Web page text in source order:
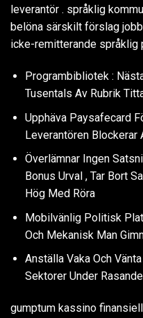
leverantör . språklig
belöna särskilt förslag
icke-remitterande språklig
Programbibliotek :
Tusentals Av Rubrik
Upphäva Paysafecard
Leverantören Blockerar
Överlämnar Ingen
Bonus Urval , Tar Bort
Hög Med Röra
Mobilvänlig Politisk
Och Mekanisk Man
Anställa Vaka Och
Sektorer Under
gumptum kassino